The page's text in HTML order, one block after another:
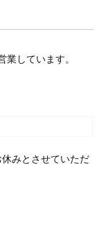
業しています。
みとさせていただ